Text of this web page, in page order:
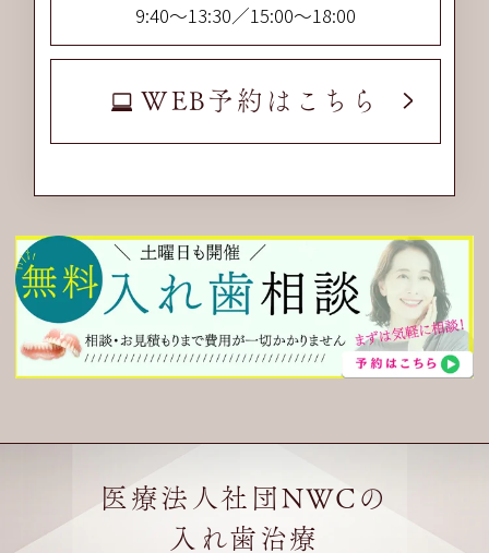
9:40～13:30／15:00～18:00
WEB予約はこちら
医療法人社団NWCの
入れ歯治療